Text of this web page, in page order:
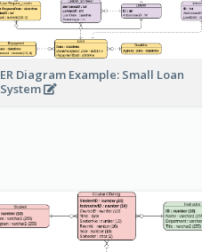
ER Diagram Example: Small Loan
System